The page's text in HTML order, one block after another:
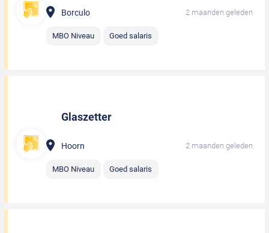
Borculo 2 maanden geleden
MBO Niveau Goed salaris
Glaszetter
Hoorn 2 maanden geleden
MBO Niveau Goed salaris